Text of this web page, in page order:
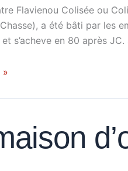
Flavienou Colisée ou
a été bâti par les
s’acheve en 80 après
»